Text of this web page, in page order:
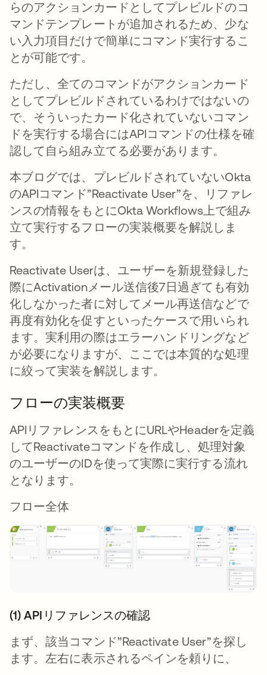
らのアクションカードとしてプレビルドのコ
マンドテンプレートが追加されるため、少な
い入力項目だけで簡単にコマンド実行するこ
とが可能です。
ただし、全てのコマンドがアクションカード
としてプレビルドされているわけではないの
で、そういったカード化されていないコマン
ドを実行する場合にはAPIコマンドの仕様を確
認して自ら組み立てる必要があります。
本ブログでは、プレビルドされていないOkta
のAPIコマンド”Reactivate User”を、リファレ
ンスの情報をもとにOkta Workflows上で組み
立て実行するフローの実装概要を解説しま
す。
Reactivate Userは、ユーザーを新規登録した
際にActivationメール送信後7日過ぎても有効
化しなかった者に対してメール再送信などで
再度有効化を促すといったケースで用いられ
ます。実利用の際はエラーハンドリングなど
が必要になりますが、ここでは本質的な処理
に絞って実装を解説します。
フローの実装概要
APIリファレンスをもとにURLやHeaderを定義
してReactivateコマンドを作成し、処理対象
のユーザーのIDを使って実際に実行する流れ
となります。
フロー全体
(1) APIリファレンスの確認
まず、該当コマンド”Reactivate User”を探し
ます。左右に表示されるペインを頼りに、